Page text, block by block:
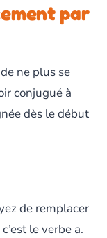
par
ne plus se
conjugué à
dès le début
de remplacer
le verbe a.